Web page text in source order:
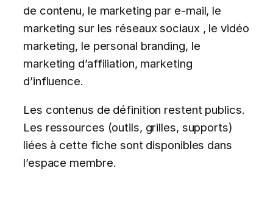
de contenu, le marketing par e-mail, le
marketing sur les réseaux sociaux , le vidéo
marketing, le personal branding, le
marketing d’affiliation, marketing
d’influence.
Les contenus de définition restent publics.
Les ressources (outils, grilles, supports)
liées à cette fiche sont disponibles dans
l’espace membre.